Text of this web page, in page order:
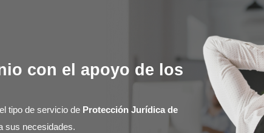
con el apoyo de los
tipo de servicio de Protección Jurídica de
sus necesidades.